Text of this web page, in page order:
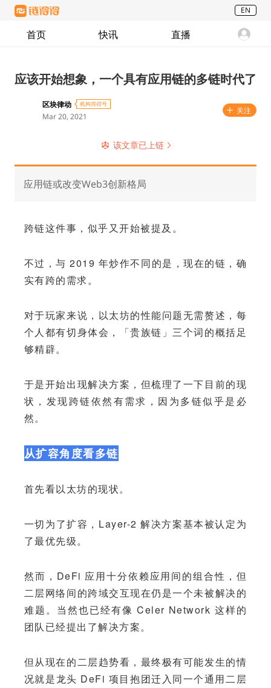
EN
首页 快讯 直播
应该开始想象，一个具有应用链的多链时代了
区块律动 机构得得号
Mar 20, 2021
关注
该文章已上链
应用链或改变Web3创新格局
跨链这件事，似乎又开始被提及。
不过，与 2019 年炒作不同的是，现在的链，确
实有跨的需求。
对于玩家来说，以太坊的性能问题无需赘述，每
个人都有切身体会，「贵族链」三个词的概括足
够精辟。
于是开始出现解决方案，但梳理了一下目前的现
状，发现跨链依然有需求，因为多链似乎是必
然。
从扩容角度看多链
首先看以太坊的现状。
一切为了扩容，Layer-2 解决方案基本被认定为
了最优先级。
然而，DeFi 应用十分依赖应用间的组合性，但
二层网络间的跨域交互现在仍是一个未被解决的
难题。当然也已经有像 Celer Network 这样的
团队已经提出了解决方案。
但从现在的二层趋势看，最终极有可能发生的情
况就是龙头 DeFi 项目抱团迁入同一个通用二层